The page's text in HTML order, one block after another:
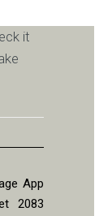
it
App
2083